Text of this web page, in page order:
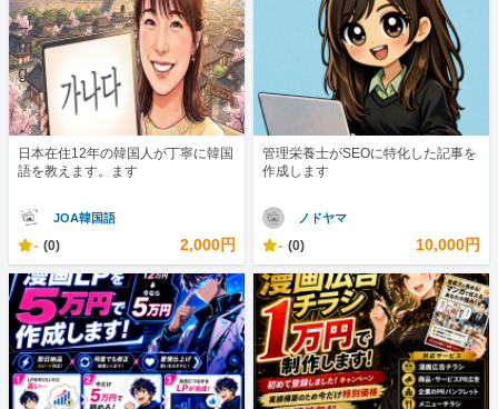
日本在住12年の韓国人が丁寧に韓国
語を教えます。ます
JOA韓国語
- (0) 2,000円
管理栄養士がSEOに特化した記事を
作成します
ノドヤマ
- (0) 10,000円